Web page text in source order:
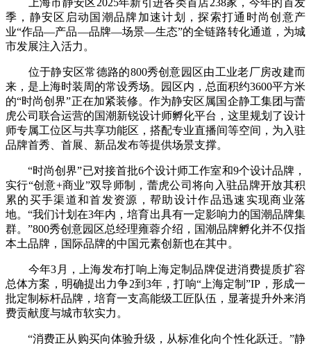
上海市静安区2025年新引进各类首店238家，今年的首发
季，静安区启动国潮品牌加速计划，探索打通时尚创意产
业“作品—产品—品牌—场景—生态”的全链路转化通道，为城
市发展注入活力。
位于静安区常德路的800秀创意园区由工业老厂房改建而
来，是上海时装周的常设秀场。园区内，总面积约3600平方米
的“时尚创界”正在加紧装修。作为静安区属国企静工集团与蕾
虎公司联合运营的国潮新锐设计师孵化平台，这里规划了设计
师专属工位区与共享功能区，搭配专业直播间等空间，为入驻
品牌首秀、首展、新品发布等提供场景支撑。
“时尚创界”已对接首批6个设计师工作室和9个设计品牌，
实行“创意+商业”双导师制，蕾虎公司将向入驻品牌开放其积
累的买手渠道和首发资源，帮助设计作品迅速实现商业落
地。“我们计划在3年内，培育出具有一定影响力的国潮品牌集
群。”800秀创意园区总经理雍蓉介绍，国潮品牌孵化并不仅指
本土品牌，国际品牌的中国元素创新也在其中。
今年3月，上海发布打响上海定制品牌促进消费提质扩容
总体方案，明确提出力争2到3年，打响“上海定制”IP，形成一
批定制标杆品牌，培育一支高能级工匠队伍，显著提升外来消
费贡献度与城市软实力。
“消费正从购买向体验升级，从标准化向个性化跃迁。”静